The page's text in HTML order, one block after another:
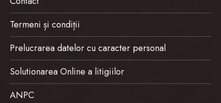
Termeni și condiții
Prelucrarea datelor cu caracter personal
Solutionarea Online a litigiilor
ANPC